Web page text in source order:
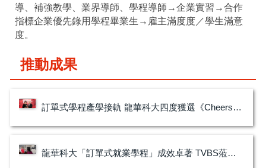
導、補強教學、業界導師、學程導師→企業實習→合作
指標企業優先錄用學程畢業生→雇主滿度度／學生滿意
度。
推動成果
訂單式學程產學接軌 龍華科大四度獲選《Cheers》Top20辦學卓越大學
龍華科大「訂單式就業學程」成效卓著 TVBS蒞校專題報導